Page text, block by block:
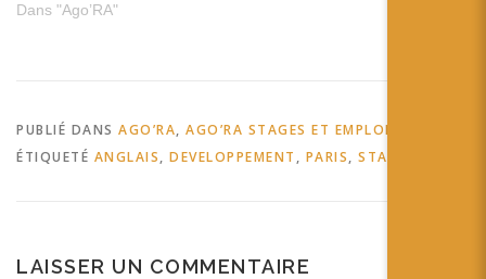
Dans "Ago’RA"
PUBLIÉ DANS AGO’RA, AGO’RA STAGES ET EMPLOIS
ÉTIQUETÉ ANGLAIS, DEVELOPPEMENT , PARIS, STAGE
LAISSER UN COMMENTAIRE